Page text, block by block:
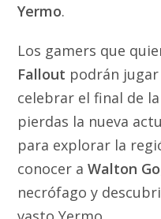
Yermo.
Los gamers que
Fallout podrán jugar
celebrar el final de
pierdas la nueva
para explorar la
conocer aWalton
necrófago y